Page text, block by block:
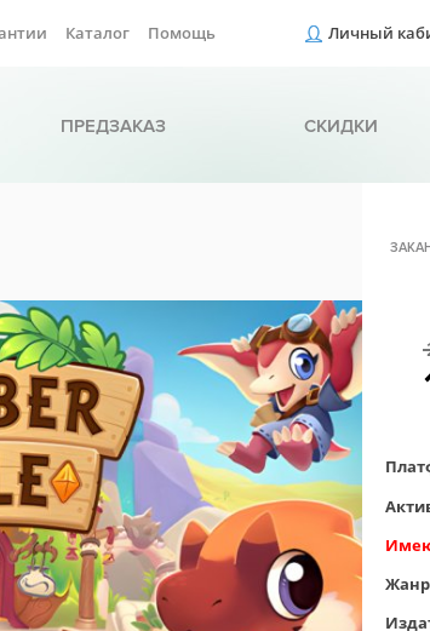
Каталог Помощь Личный
ПРЕДЗАКАЗ СКИДКИ